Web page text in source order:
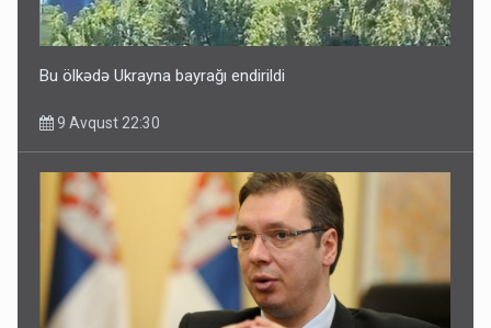
Bu ölkədə Ukrayna bayrağı endirildi
9 Avqust 22:30